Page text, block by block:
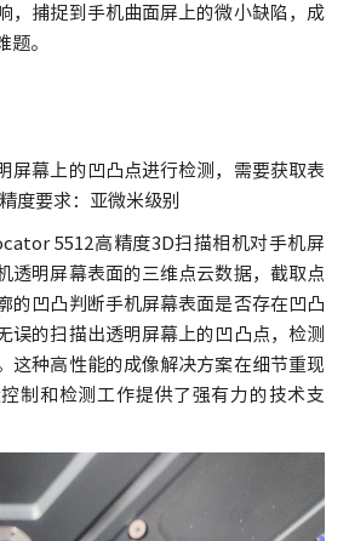
，捕捉到手机曲面屏上的微小缺陷，成
。
屏幕上的凹凸点进行检测，需要获取表
度要求：亚微米级别
5512高精度3D扫描相机对手机屏
透明屏幕表面的三维点云数据，截取点
的凹凸判断手机屏幕表面是否存在凹凸
误的扫描出透明屏幕上的凹凸点，检测
这种高性能的成像解决方案在细节重现
制和检测工作提供了强有力的技术支